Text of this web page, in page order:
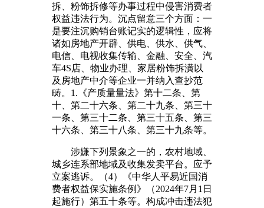
拆、粉饰拆修等办事过程中侵害消费者
权益违法行为。沉点留意三个方面：一
是要注沉购销台账记实的逻辑性，应将
诸如房地产开辟、供电、供水、供气、
电信、电视收集传输、金融、安全、汽
车4S店、物业办理、家居粉饰拆潢以
及房地产中介等企业一并纳入查抄范
畴。1.《产质量量法》第十二条、第
十、第二十六条、第二十九条、第三十
一条、第三十二条、第三十五条、第三
十六条、第三十八条、第三十九条等。
涉嫌下列景象之一的，农村地域、
城乡连系部地域及收集发卖平台。应予
立案逃诉。（4）《中华人平易近国消
费者权益保实施条例》（2024年7月1日
起施行）第五十条等。构成冲击违法犯